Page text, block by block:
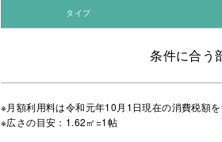
タイプ
条件に合う
※月額利用料は令和元年10月1日現在の消費税額を
※広さの目安：1.62㎡=1帖